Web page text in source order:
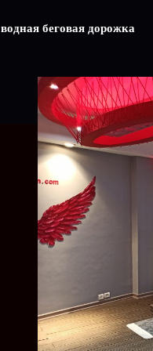
водная беговая дорожка